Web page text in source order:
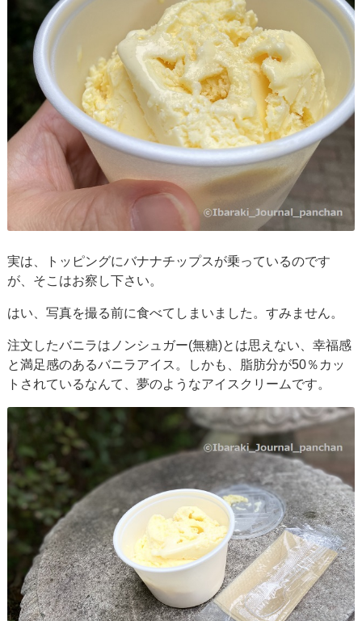
実は、トッピングにバナナチップスが乗っているのです
が、そこはお察し下さい。
はい、写真を撮る前に食べてしまいました。すみません。
注文したバニラはノンシュガー(無糖)とは思えない、幸福感
と満足感のあるバニラアイス。しかも、脂肪分が50％カッ
トされているなんて、夢のようなアイスクリームです。